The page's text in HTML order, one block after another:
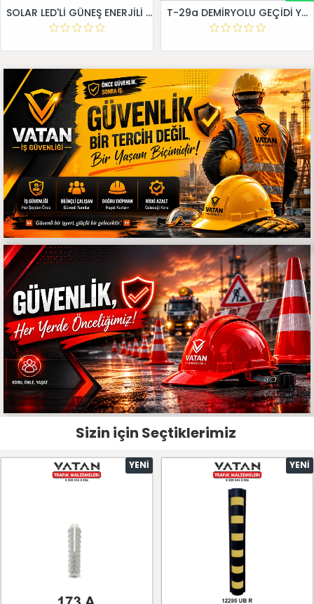
SOLAR LED'Lİ GÜNEŞ ENERJİLİ LEVHA T-29a DEMİRYOLU GEÇİDİ YAKLAŞIM LEVHALARI (Sağ)
Sizin için Seçtiklerimiz
YENI YENI